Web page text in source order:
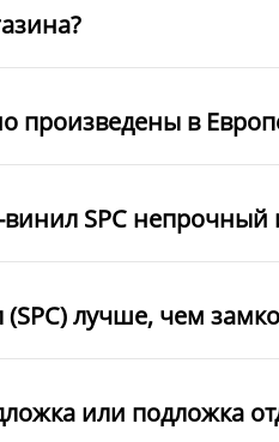
произведены в
SPC непрочный
лучше, чем
или подложка